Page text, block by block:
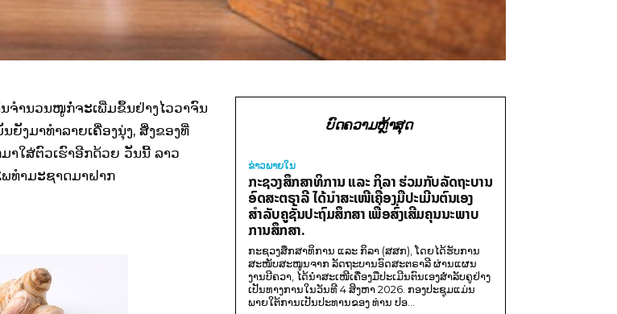
ຈຳນວນໜູກໍ່ຈະເພີ່ມຂຶ້ນຢ່າງໄວວາຈົນ
ງມາທຳລາຍເຄື່ອງນຸ່ງ, ສິ່ງຂອງທີ່
າໃສ່ຕົວເຮົາອີກດ້ວຍ ວັນນີ້ ລາວ
ທຳມະຊາດມາຝາກ
ບົດຄວາມຫຼ້າສຸດ
ຂ່າວພາຍ​ໃນ
ກະຊວງສຶກສາທິການ ແລະ ກິລາ ຮ່ວມກັບລັດຖະບານ
ອົດສະຕຣາລີ ໄດ້ນຳສະເໜີເຄື່ອງມືປະເມີນຕົນເອງ
ສຳລັບຄູຊັ້ນປະຖົມສຶກສາ ເພື່ອສົ່ງເສີມຄຸນນະພາບ
ການສຶກສາ.
ກະຊວງສຶກສາທິການ ແລະ ກິລາ (ສສກ), ໂດຍໄດ້ຮັບການ
ສະໜັບສະໜູນຈາກ ລັດຖະບານອົດສະຕຣາລີ ຜ່ານແຜນ
ງານບີຄວາ, ໄດ້ນຳສະເໜີເຄື່ອງມືປະເມີນຕົນເອງສຳລັບຄູຢ່າງ
ເປັນທາງການໃນວັນທີ 4 ສິງຫາ 2026. ກອງປະຊຸມແມ່ນ
ພາຍໃຕ້ການເປັນປະທານຂອງ ທ່ານ ປອ...